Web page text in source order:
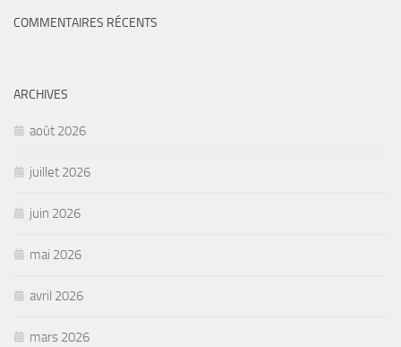
COMMENTAIRES RÉCENTS
ARCHIVES
août 2026
juillet 2026
juin 2026
mai 2026
avril 2026
mars 2026